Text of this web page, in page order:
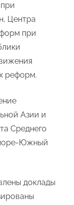
Центра
при
реформ.
Азии и
Среднего
Южный
доклады